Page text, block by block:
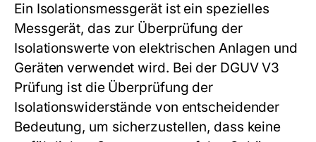
Ein Isolationsmessgerät ist ein spezielles
Messgerät, das zur Überprüfung der
Isolationswerte von elektrischen Anlagen und
Geräten verwendet wird. Bei der DGUV V3
Prüfung ist die Überprüfung der
Isolationswiderstände von entscheidender
Bedeutung, um sicherzustellen, dass keine